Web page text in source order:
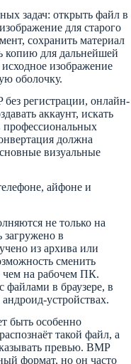
задач: открыть файл в
для старого
сохранить материал
копию для дальнейшей
изображение
оболочку.
без регистрации, онлайн-
аккаунт, искать
профессиональных
должна
визуальные
айфоне и
не только на
в
из архива или
сменить
чем на рабочем ПК.
файлами в браузере, в
устройствах.
быть особенно
такой файл, а
превью. BMP
формат, но он часто